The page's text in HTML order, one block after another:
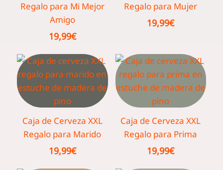
Regalo para Mi Mejor
Amigo
19,99€
Regalo para Mujer
19,99€
Caja de Cerveza XXL
Regalo para Marido
19,99€
Caja de Cerveza XXL
Regalo para Prima
19,99€